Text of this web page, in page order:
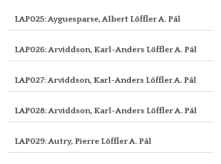
LAP025: Ayguesparse, Albert Löffler A. Pál
LAP026: Arviddson, Karl-Anders Löffler A. Pál
LAP027: Arviddson, Karl-Anders Löffler A. Pál
LAP028: Arviddson, Karl-Anders Löffler A. Pál
LAP029: Autry, Pierre Löffler A. Pál